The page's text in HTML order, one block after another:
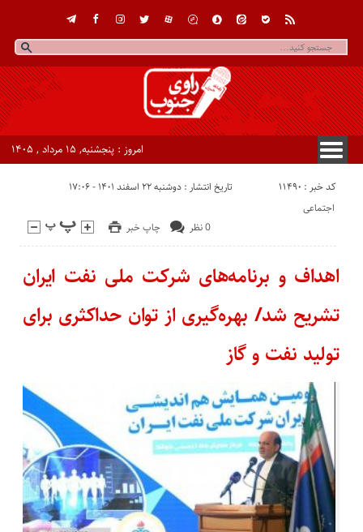
امروز : پنجشنبه, ۱۵ مرداد , ۱۴۰۵
کد خبر : 11490 تاریخ انتشار : دوشنبه ۲۲ اسفند ۱۴۰۱ - ۱۷:۰۶
چاپ خبر 0 نظر
اجتماعی
اهداف و برنامه‌های شرکت ملی نفت ایران
تشریح شد/ بهره‌گیری از توان حداکثری برای
تولید نفت و گاز